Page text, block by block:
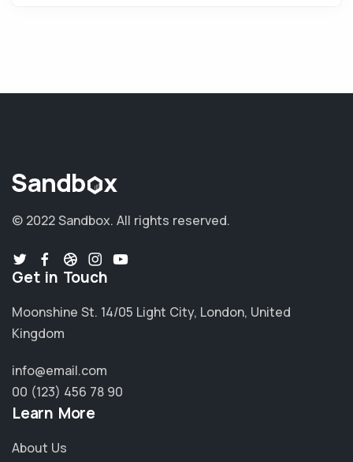
© 2022 Sandbox. All rights reserved.
Get in Touch
Moonshine St. 14/05 Light City, London, United
Kingdom
info@email.com
00 (123) 456 78 90
Learn More
About Us